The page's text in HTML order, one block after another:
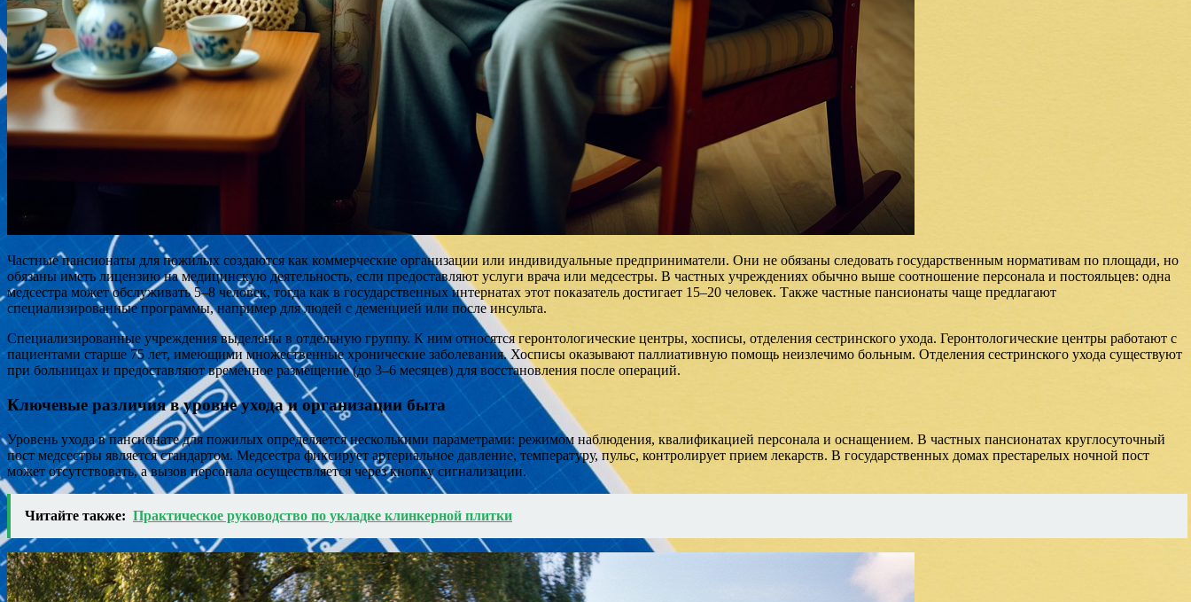
Частные пансионаты для пожилых создаются как коммерческие организации или индивидуальные предприниматели. Они не обязаны следовать государственным нормативам по площади, но
обязаны иметь лицензию на медицинскую деятельность, если предоставляют услуги врача или медсестры. В частных учреждениях обычно выше соотношение персонала и постояльцев: одна
медсестра может обслуживать 5–8 человек, тогда как в государственных интернатах этот показатель достигает 15–20 человек. Также частные пансионаты чаще предлагают
специализированные программы, например для людей с деменцией или после инсульта.
Специализированные учреждения выделены в отдельную группу. К ним относятся геронтологические центры, хосписы, отделения сестринского ухода. Геронтологические центры работают с
пациентами старше 75 лет, имеющими множественные хронические заболевания. Хосписы оказывают паллиативную помощь неизлечимо больным. Отделения сестринского ухода существуют
при больницах и предоставляют временное размещение (до 3–6 месяцев) для восстановления после операций.
Ключевые различия в уровне ухода и организации быта
Уровень ухода в пансионате для пожилых определяется несколькими параметрами: режимом наблюдения, квалификацией персонала и оснащением. В частных пансионатах круглосуточный
пост медсестры является стандартом. Медсестра фиксирует артериальное давление, температуру, пульс, контролирует прием лекарств. В государственных домах престарелых ночной пост
может отсутствовать, а вызов персонала осуществляется через кнопку сигнализации.
Читайте также: Практическое руководство по укладке клинкерной плитки